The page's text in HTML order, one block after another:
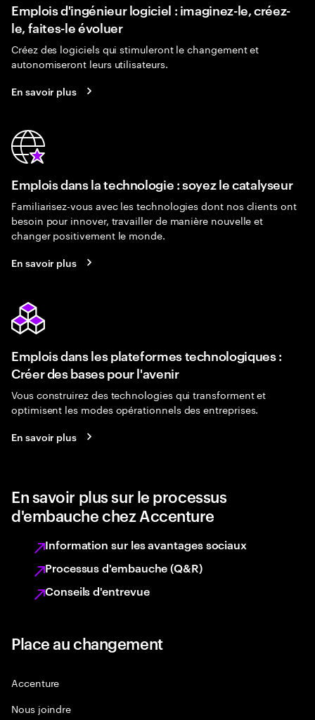
Emplois d'ingénieur logiciel : imaginez-le, créez-
le, faites-le évoluer
Créez des logiciels qui stimuleront le changement et
autonomiseront leurs utilisateurs.
En savoir plus
Emplois dans la technologie : soyez le catalyseur
Familiarisez-vous avec les technologies dont nos clients ont
besoin pour innover, travailler de manière nouvelle et
changer positivement le monde.
En savoir plus
Emplois dans les plateformes technologiques :
Créer des bases pour l'avenir
Vous construirez des technologies qui transforment et
optimisent les modes opérationnels des entreprises.
En savoir plus
En savoir plus sur le processus
d'embauche chez Accenture
Information sur les avantages sociaux
Processus d'embauche (Q&R)
Conseils d'entrevue
Place au changement
Accenture
Nous joindre